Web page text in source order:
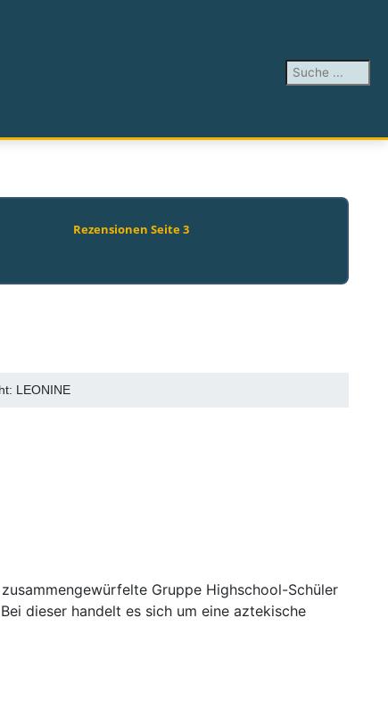
Suchen ...
Rezensionen Seite 3
LEONINE
Gruppe Highschool-Schüler
dieser handelt es sich um eine aztekische